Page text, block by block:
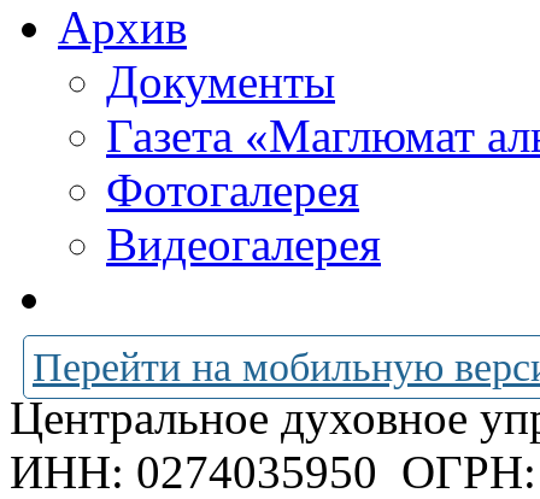
Архив
Документы
Газета «Маглюмат
Фотогалерея
Видеогалерея
Перейти на мобильную
Центральное духовное
ИНН: 0274035950 ОГРН: